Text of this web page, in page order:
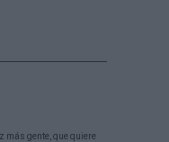
más gente, que quiere